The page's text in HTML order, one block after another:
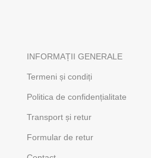
INFORMAȚII GENERALE
Termeni și condiți
Politica de confidențialitate
Transport și retur
Formular de retur